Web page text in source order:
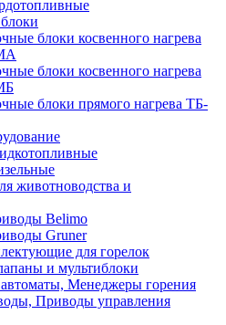
блоки косвенного нагрева
блоки косвенного нагрева
блоки прямого нагрева ТБ-
животноводства и
Belimo
Gruner
для горелок
и мультиблоки
Менеджеры горения
Приводы управления